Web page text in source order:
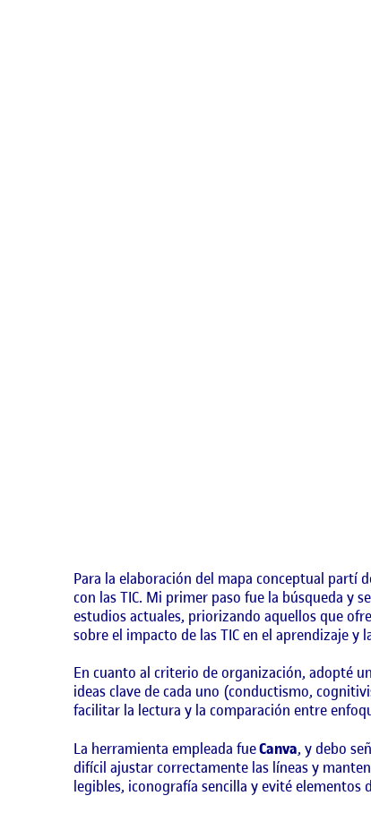
Para la elaboración del mapa conceptual partí
con las TIC. Mi primer paso fue la búsqueda y
estudios actuales, priorizando aquellos que
sobre el impacto de las TIC en el aprendizaje y
En cuanto al criterio de organización, adopté
ideas clave de cada uno (conductismo,
facilitar la lectura y la comparación entre
La herramienta empleada fueCanva, y debo
difícil ajustar correctamente las líneas y
legibles, iconografía sencilla y evité